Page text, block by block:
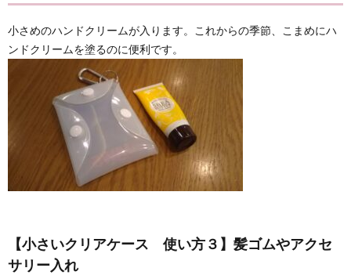
小さめのハンドクリームが入ります。これからの季節、こまめにハ
ンドクリームを塗るのに便利です。
【小さいクリアケース 使い方３】髪ゴムやアクセ
サリー入れ